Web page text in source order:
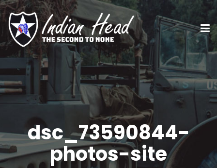
dsc_73590844-
photos-site